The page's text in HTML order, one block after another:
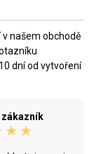
našem obchodě
dní od vytvoření
zákazník